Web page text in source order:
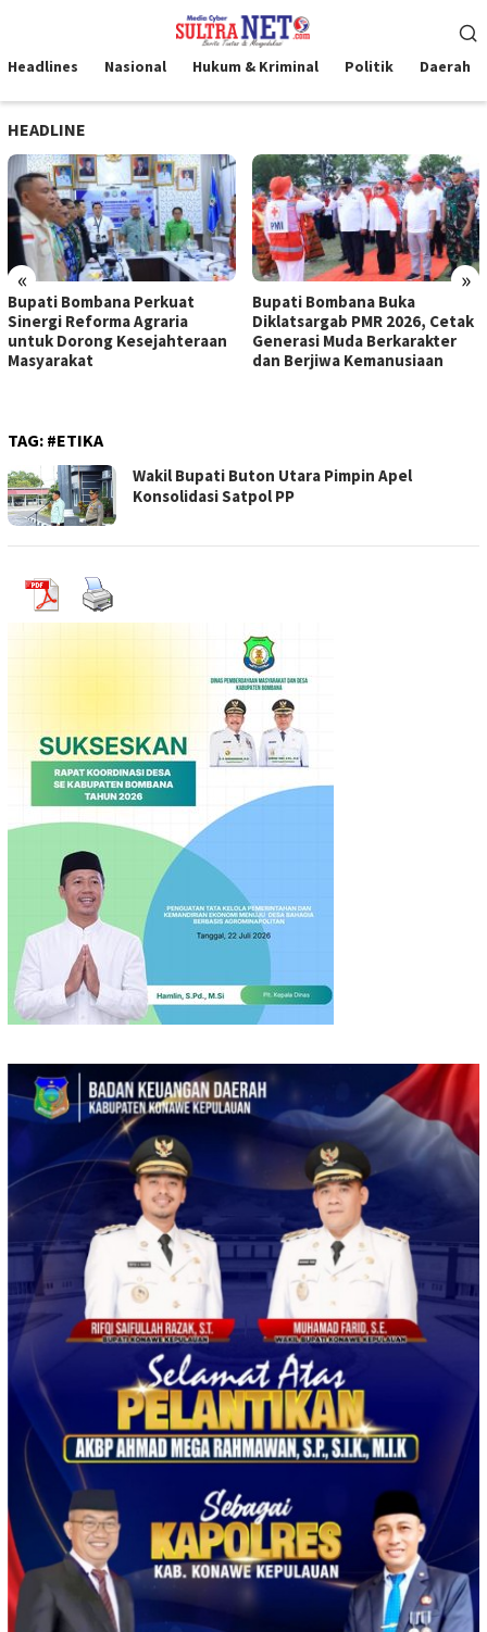
kontenMobile
Headlines Nasional Hukum & Kriminal Politik Daerah
HEADLINE
« »
Bupati Bombana Perkuat
Sinergi Reforma Agraria
untuk Dorong Kesejahteraan
Masyarakat
Bupati Bombana Buka
Diklatsargab PMR 2026, Cetak
Generasi Muda Berkarakter
dan Berjiwa Kemanusiaan
TAG: #ETIKA
Wakil Bupati Buton Utara Pimpin Apel
Konsolidasi Satpol PP